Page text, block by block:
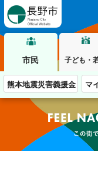
市民 子ども・
熊本地震災害義援金 マ
この街で